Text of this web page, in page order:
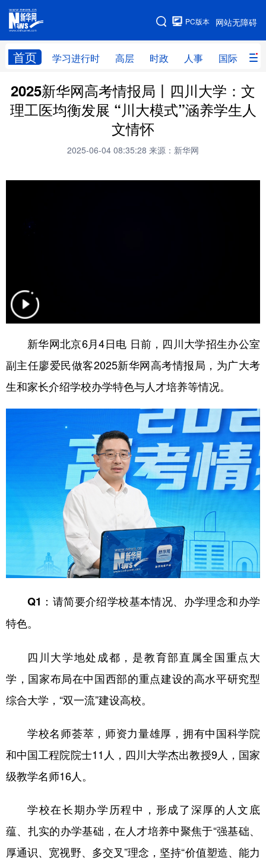
网站无障碍
PC版本
首页 学习进行时 高层 时政 人事 国际 财
网站地图
学习进行时 高层 时政 人事
国际 财经 网评 港澳
思客智库 全球连线
学术中国
城市
彩票 娱乐 时尚 悦读
公益 一带一路 亚太网 上市公司
文化产业
天津 河北 山西
吉林 上海 江苏
江西
山东 河南 湖北 湖南
广东 广西 海南 重庆
甘肃 青海 宁夏
多语种频道
English Español
Русский язык 日本語 한국어
Deutsch Português
2025新华网高考情报局丨四川大学：文
理工医均衡发展 “川大模式”涵养学生人
文情怀
2025-06-04 08:35:28 来源：新华网
新华网北京6月4日电 日前，四川大学招生办公室
副主任廖爱民做客2025新华网高考情报局，为广大考
生和家长介绍学校办学特色与人才培养等情况。
Q1：请简要介绍学校基本情况、办学理念和办学
特色。
四川大学地处成都，是教育部直属全国重点大
学，国家布局在中国西部的重点建设的高水平研究型
综合大学，“双一流”建设高校。
学校名师荟萃，师资力量雄厚，拥有中国科学院
和中国工程院院士11人，四川大学杰出教授9人，国家
级教学名师16人。
学校在长期办学历程中，形成了深厚的人文底
蕴、扎实的办学基础，在人才培养中聚焦于“强基础、
厚通识、宽视野、多交叉”理念，坚持“价值塑造、能力